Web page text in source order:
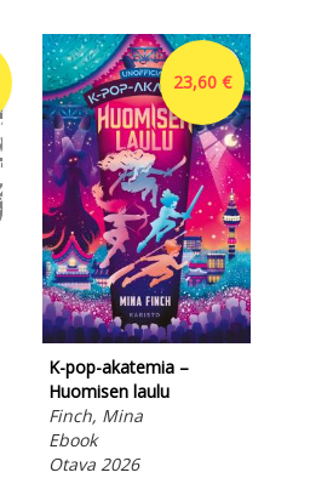
23,60 €
K-pop-akatemia –
Huomisen laulu
Finch, Mina
Ebook
Otava 2026